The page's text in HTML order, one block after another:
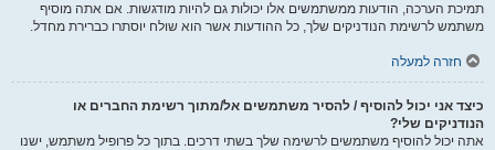
תמיכת הערכה, הודעות ממשתמשים אלו יכולות גם להיות מודגשות. אם אתה מוסיף
משתמש לרשימת הנודניקים שלך, כל ההודעות אשר הוא שולח יוסתרו כברירת מחדל.
חזרה למעלה
כיצד אני יכול להוסיף / להסיר משתמשים אל/מתוך רשימת החברים או
הנודניקים שלי?
אתה יכול להוסיף משתמשים לרשימה שלך בשתי דרכים. בתוך כל פרופיל משתמש, ישנו